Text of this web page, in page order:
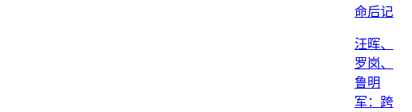
命后记
汪晖、
罗岗、
鲁明
军：跨